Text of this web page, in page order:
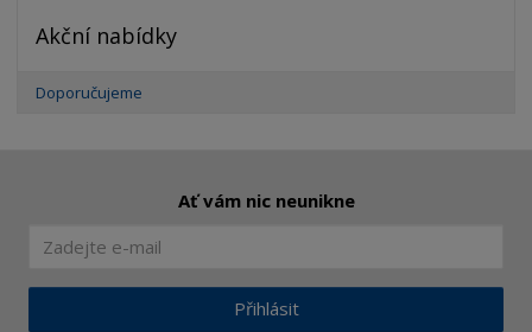
Akční nabídky
Doporučujeme
Ať vám nic neunikne
Přihlásit